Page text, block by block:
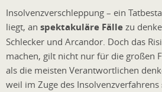
Insolvenzverschleppung – ein
liegt, an spektakuläre Fälle zu
Schlecker und Arcandor. Doch das
machen, gilt nicht nur für die großen
als die meisten Verantwortlichen
weil im Zuge des Insolvenzverfahrens